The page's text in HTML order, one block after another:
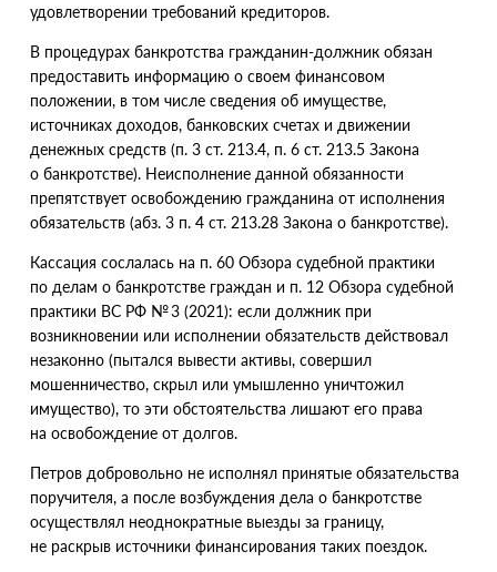
удовлетворении требований кредиторов.
В процедурах банкротства гражданин-должник обязан
предоставить информацию о своем финансовом
положении, в том числе сведения об имуществе,
источниках доходов, банковских счетах и движении
денежных средств (п. 3 ст. 213.4, п. 6 ст. 213.5 Закона
о банкротстве). Неисполнение данной обязанности
препятствует освобождению гражданина от исполнения
обязательств (абз. 3 п. 4 ст. 213.28 Закона о банкротстве).
Кассация сослалась на п. 60 Обзора судебной практики
по делам о банкротстве граждан и п. 12 Обзора судебной
практики ВС РФ № 3 (2021): если должник при
возникновении или исполнении обязательств действовал
незаконно (пытался вывести активы, совершил
мошенничество, скрыл или умышленно уничтожил
имущество), то эти обстоятельства лишают его права
на освобождение от долгов.
Петров добровольно не исполнял принятые обязательства
поручителя, а после возбуждения дела о банкротстве
осуществлял неоднократные выезды за границу,
не раскрыв источники финансирования таких поездок.